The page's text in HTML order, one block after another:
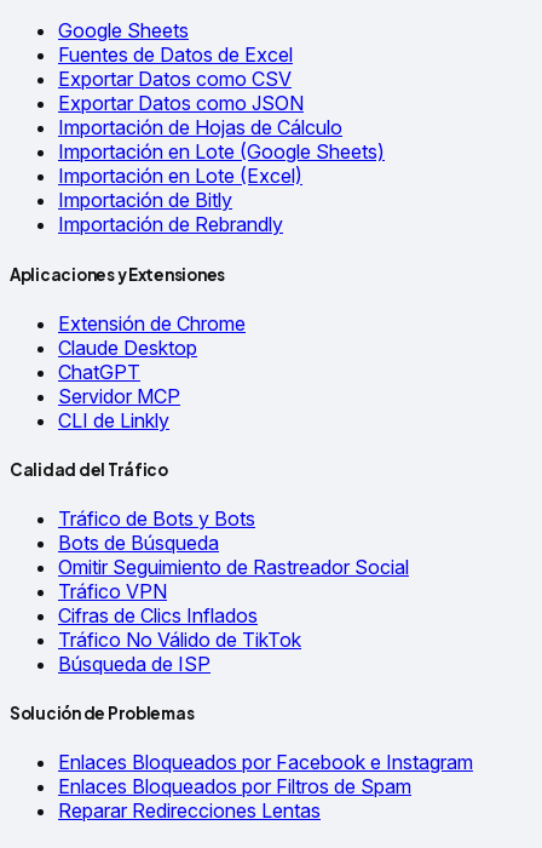
Google Sheets
Fuentes de Datos de Excel
Exportar Datos como CSV
Exportar Datos como JSON
Importación de Hojas de Cálculo
Importación en Lote (Google Sheets)
Importación en Lote (Excel)
Importación de Bitly
Importación de Rebrandly
Aplicaciones y Extensiones
Extensión de Chrome
Claude Desktop
ChatGPT
Servidor MCP
CLI de Linkly
Calidad del Tráfico
Tráfico de Bots y Bots
Bots de Búsqueda
Omitir Seguimiento de Rastreador Social
Tráfico VPN
Cifras de Clics Inflados
Tráfico No Válido de TikTok
Búsqueda de ISP
Solución de Problemas
Enlaces Bloqueados por Facebook e Instagram
Enlaces Bloqueados por Filtros de Spam
Reparar Redirecciones Lentas